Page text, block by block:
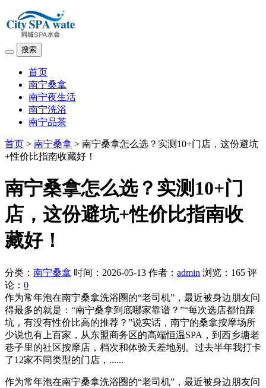
搜索
首页
南宁桑拿
南宁夜生活
南宁洗浴
南宁品茶
首页 > 南宁桑拿 > 南宁桑拿怎么选？实测10+门店，这份避坑
+性价比指南收藏好！
南宁桑拿怎么选？实测10+门
店，这份避坑+性价比指南收
藏好！
分类： 南宁桑拿 时间：2026-05-13 作者： admin 浏览：165 评
论： 0
作为常年泡在南宁桑拿洗浴圈的“老司机”，最近被身边朋友问
得最多的就是：“南宁桑拿到底哪家靠谱？”“每次选店都怕踩
坑，有没有性价比高的推荐？”说实话，南宁的桑拿按摩场所
少说也有上百家，从东盟商务区的高端恒温SPA，到西乡塘老
巷子里的社区按摩店，档次和体验天差地别。过去半年我打卡
了12家不同类型的门店，......
作为常年泡在南宁桑拿洗浴圈的“老司机”，最近被身边朋友问